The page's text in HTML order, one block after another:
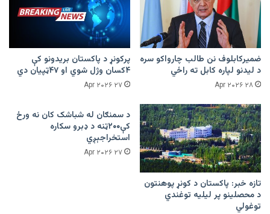
ضمیرکابلوف نن طالب چارواکو سره
د لیدنو لپاره کابل ته راځي
۲۸ Apr ۲۰۲۶
پرکونړ د پاکستان بریدونو کې
۴کسان وژل شوي او ۴۷ټپیان دي
۲۷ Apr ۲۰۲۶
تازه خبر: پاکستان د کونړ پوهنتون
د محصلینو پر لیلیه توغندي
توغولي
د سمنګان له شباشک کان نه ورځ
کې۲۰۰ټنه د ډبرو سکاره
استخراجېږي
۲۷ Apr ۲۰۲۶